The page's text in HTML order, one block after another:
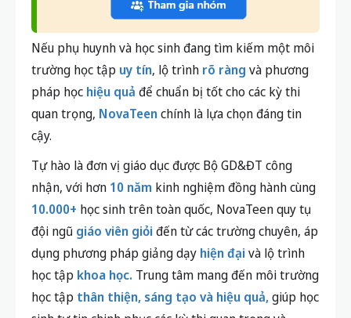
NovaTeenchính là lựa chọn đáng tin
cậy.
Tự hào là đơn vị giáo dục được Bộ GD&ĐT công
nhận, với hơn10 năm kinh nghiệm đồng hành cùng
10.000+học sinh trên toàn quốc, NovaTeen quy tụ
đội ngũ
dụng phương pháp giảng dạy
hiện đại và lộ trình
học tậpkhoa học.
Trung tâm mang đến môi trường
học tập
thân thiện, sáng tạo và hiệu quả,
giúp học
sinh tự tin chinh phục các kỳ thi quan trọng và
hướng tới mục tiêu
đỗ vào các trường THPT công
lập
trên toàn quốc.
ĐỊA CHỈ CÁC CƠ SỞ CỦA NOVATEEN